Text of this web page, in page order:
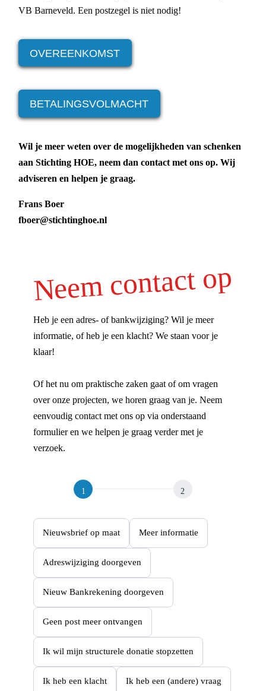
VB Barneveld. Een postzegel is niet nodig!
OVEREENKOMST
BETALINGSVOLMACHT
Wil je meer weten over de mogelijkheden van schenken
aan Stichting HOE, neem dan contact met ons op. Wij
adviseren en helpen je graag.
Frans Boer
fboer@stichtinghoe.nl
Neem contact op
Heb je een adres- of bankwijziging? Wil je meer
informatie, of heb je een klacht? We staan voor je
klaar!
Of het nu om praktische zaken gaat of om vragen
over onze projecten, we horen graag van je. Neem
eenvoudig contact met ons op via onderstaand
formulier en we helpen je graag verder met je
verzoek.
t
o
m
l
Nieuwsbrief op maat Meer informatie
Adreswijziging doorgeven
Nieuw Bankrekening doorgeven
Geen post meer ontvangen
Ik wil mijn structurele donatie stopzetten
Ik heb een klacht Ik heb een (andere) vraag